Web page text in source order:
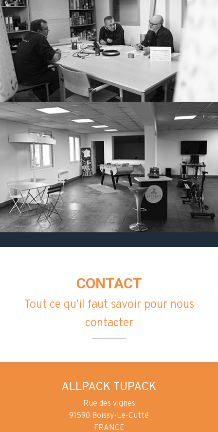
CONTACT
Tout ce qu’il faut savoir pour nous
contacter
ALLPACK TUPACK
Rue des vignes
91590 Boissy-Le-Cutté
FRANCE